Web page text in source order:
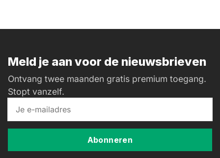
Meld je aan voor de nieuwsbrieven
Ontvang twee maanden gratis premium toegang.
Stopt vanzelf.
Abonneren